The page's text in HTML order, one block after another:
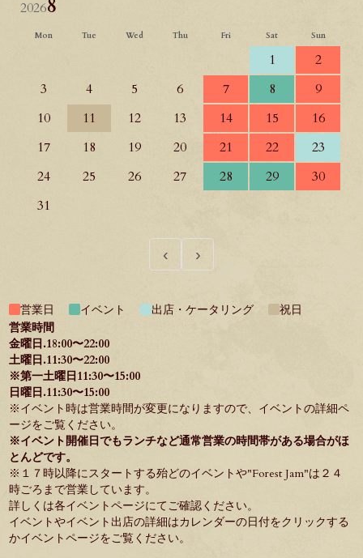
20268
Mon Tue Wed Thu Fri Sat Sun
1
2
3
4 5 6 7 8
9
10
11 12 13 14 15
16
17
18 19 20 21 22
23
24
25 26 27 28 29
30
31
‹ ›
営業日 イベント 出店・ケータリング
祝日
営業時間
金曜日.18:00〜22:00
土曜日.11:30〜22:00
※第一土曜日11:30〜15:00
日曜日.11:30〜15:00
※イベント時は営業時間が変更になりますので、イベントの詳細ペ
ージをご覧ください。
※イベント開催日でもランチなど通常営業の時間帯がある場合がほ
とんどです。
※１７時以降にスタートする殆どのイベントや"Forest Jam"は２４
時ごろまで営業しています。
詳しくは各イベントページにてご確認ください。
イベントやイベント出店の詳細はカレンダーの日付をクリックする
かイベントページをご覧ください。